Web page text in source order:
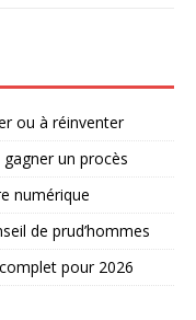
ou à réinventer
un procès
numérique
de prud’hommes
pour 2026